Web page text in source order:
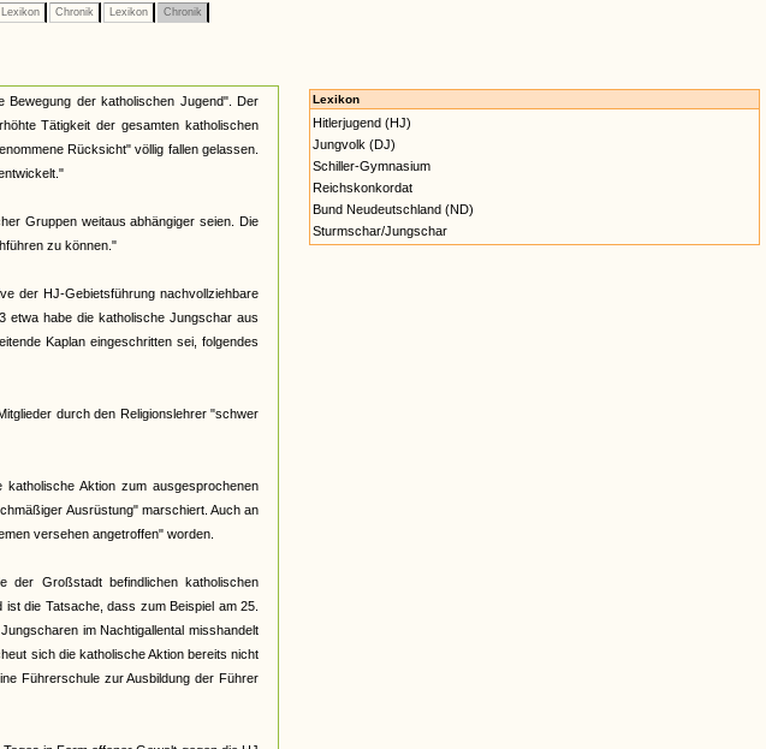
Lexikon Chronik Lexikon Chronik
Bewegung der katholischen Jugend". Der
Tätigkeit der gesamten katholischen
Rücksicht" völlig fallen gelassen.
Gruppen weitaus abhängiger seien. Die
zu können."
der HJ-Gebietsführung nachvollziehbare
etwa habe die katholische Jungschar aus
Kaplan eingeschritten sei, folgendes
durch den Religionslehrer "schwer
Aktion zum ausgesprochenen
Ausrüstung" marschiert. Auch an
versehen angetroffen" worden.
der Großstadt befindlichen katholischen
die Tatsache, dass zum Beispiel am 25.
im Nachtigallental misshandelt
sich die katholische Aktion bereits nicht
Führerschule zur Ausbildung der Führer
Lexikon
Hitlerjugend (HJ)
Jungvolk (DJ)
Schiller-Gymnasium
Reichskonkordat
Bund Neudeutschland (ND)
Sturmschar/Jungschar